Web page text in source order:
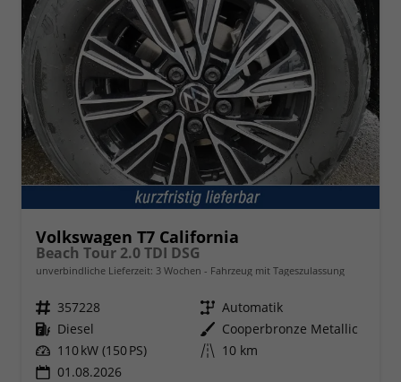
Volkswagen T7 California
Beach Tour 2.0 TDI DSG
unverbindliche Lieferzeit: 3 Wochen Fahrzeug mit Tageszulassung
Fahrzeugnr. 357228 Getriebe Automatik
Kraftstoff Diesel Außenfarbe Cooperbronze Metallic
Leistung 110 kW (150 PS) Kilometerstand 10 km
01.08.2026